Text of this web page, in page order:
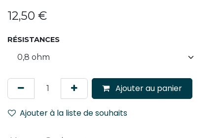
12,50 €
RÉSISTANCES
Ajouter au panier
Ajouter à la liste de souhaits